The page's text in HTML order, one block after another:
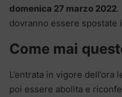
domenica 27 marzo 2022.
dovranno essere spostate
Come mai
L’entrata in vigore dell’ora
poi essere abolita e